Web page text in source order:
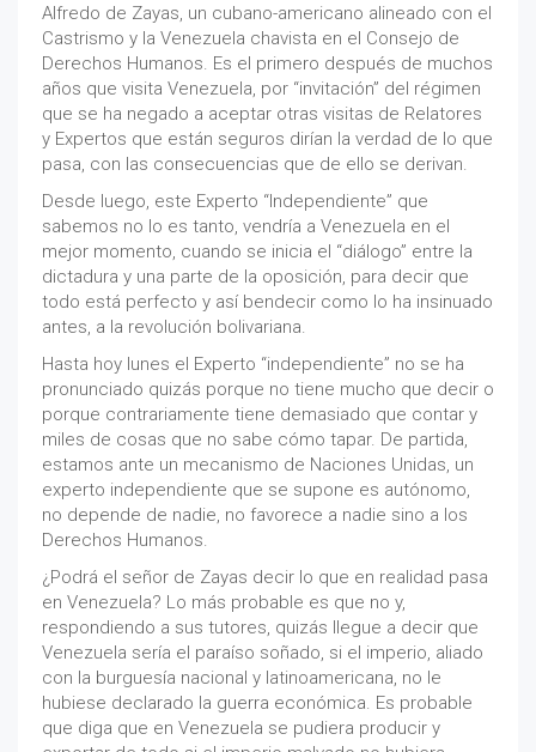
Alfredo de Zayas, un cubano-americano alineado con el
Castrismo y la Venezuela chavista en el Consejo de
Derechos Humanos. Es el primero después de muchos
años que visita Venezuela, por “invitación” del régimen
que se ha negado a aceptar otras visitas de Relatores
y Expertos que están seguros dirían la verdad de lo que
pasa, con las consecuencias que de ello se derivan.
Desde luego, este Experto “Independiente” que
sabemos no lo es tanto, vendría a Venezuela en el
mejor momento, cuando se inicia el “diálogo” entre la
dictadura y una parte de la oposición, para decir que
todo está perfecto y así bendecir como lo ha insinuado
antes, a la revolución bolivariana.
Hasta hoy lunes el Experto “independiente” no se ha
pronunciado quizás porque no tiene mucho que decir o
porque contrariamente tiene demasiado que contar y
miles de cosas que no sabe cómo tapar. De partida,
estamos ante un mecanismo de Naciones Unidas, un
experto independiente que se supone es autónomo,
no depende de nadie, no favorece a nadie sino a los
Derechos Humanos.
¿Podrá el señor de Zayas decir lo que en realidad pasa
en Venezuela? Lo más probable es que no y,
respondiendo a sus tutores, quizás llegue a decir que
Venezuela sería el paraíso soñado, si el imperio, aliado
con la burguesía nacional y latinoamericana, no le
hubiese declarado la guerra económica. Es probable
que diga que en Venezuela se pudiera producir y